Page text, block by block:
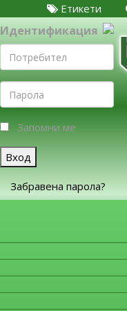
Етикети
Идентификация
Запомни ме
Вход
Забравена парола?